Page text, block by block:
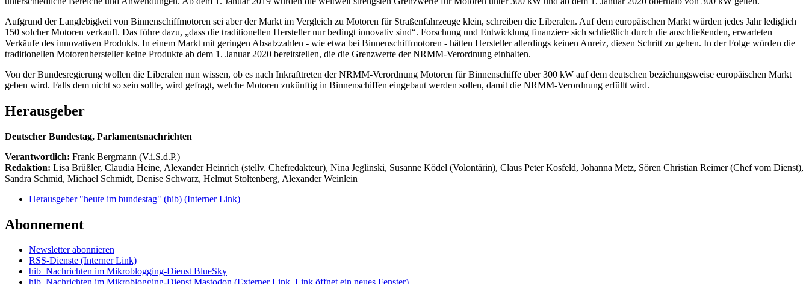
Aufgrund der Langlebigkeit von Binnenschiffmotoren sei aber der Markt im Vergleich zu Motoren für Straßenfahrzeuge klein, schreiben die Liberalen. Auf dem europäischen Markt würden jedes Jahr lediglich
150 solcher Motoren verkauft. Das führe dazu, „dass die traditionellen Hersteller nur bedingt innovativ sind“. Forschung und Entwicklung finanziere sich schließlich durch die anschließenden, erwarteten
Verkäufe des innovativen Produkts. In einem Markt mit geringen Absatzzahlen - wie etwa bei Binnenschiffmotoren - hätten Hersteller allerdings keinen Anreiz, diesen Schritt zu gehen. In der Folge würden die
traditionellen Motorenhersteller keine Produkte ab dem 1. Januar 2020 bereitstellen, die die Grenzwerte der NRMM-Verordnung einhalten.
Von der Bundesregierung wollen die Liberalen nun wissen, ob es nach Inkrafttreten der NRMM-Verordnung Motoren für Binnenschiffe über 300 kW auf dem deutschen beziehungsweise europäischen Markt
geben wird. Falls dem nicht so sein sollte, wird gefragt, welche Motoren zukünftig in Binnenschiffen eingebaut werden sollen, damit die NRMM-Verordnung erfüllt wird.
Herausgeber
Deutscher Bundestag, Parlamentsnachrichten
Verantwortlich: Frank Bergmann (V.i.S.d.P.)
Redaktion: Lisa Brüßler, Claudia Heine, Alexander Heinrich (stellv. Chefredakteur), Nina Jeglinski, Susanne Ködel (Volontärin), Claus Peter Kosfeld, Johanna Metz, Sören Christian Reimer (Chef vom Dienst),
Sandra Schmid, Michael Schmidt, Denise Schwarz, Helmut Stoltenberg, Alexander Weinlein
Herausgeber "heute im bundestag" (hib) (Interner Link)
Abonnement
Newsletter abonnieren
RSS-Dienste (Interner Link)
hib_Nachrichten im Mikroblogging-Dienst BlueSky